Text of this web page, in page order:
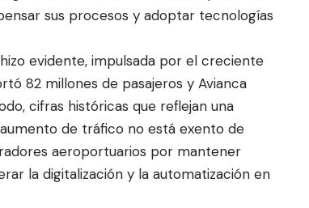
sus procesos y adoptar tecnologías
evidente, impulsada por el creciente
82 millones de pasajeros y Avianca
cifras históricas que reflejan una
de tráfico no está exento de
aeroportuarios por mantener
la digitalización y la automatización en